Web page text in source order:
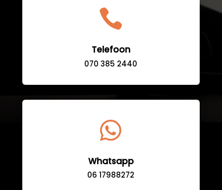

Telefoon
070 385 2440

Whatsapp
06 17988272